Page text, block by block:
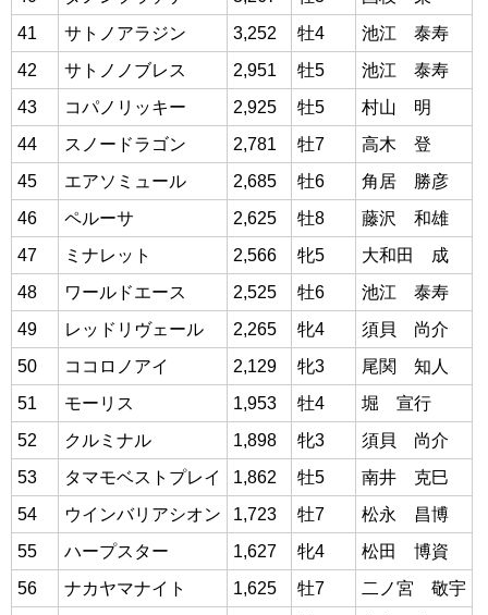
41
サトノアラジン 3,252 牡4
池江 泰寿
42
サトノノブレス 2,951 牡5
池江 泰寿
43
コパノリッキー 2,925 牡5
村山 明
44
スノードラゴン 2,781 牡7
高木 登
45
エアソミュール 2,685 牡6
角居 勝彦
46
ペルーサ 2,625 牡8
藤沢 和雄
47
ミナレット 2,566 牝5
大和田 成
48
ワールドエース 2,525 牡6
池江 泰寿
49
レッドリヴェール 2,265 牝4
須貝 尚介
50
ココロノアイ 2,129 牝3
尾関 知人
51
モーリス 1,953 牡4
堀 宣行
52
クルミナル 1,898 牝3
須貝 尚介
53
タマモベストプレイ 1,862 牡5
南井 克巳
54
ウインバリアシオン 1,723 牡7
松永 昌博
55
ハープスター 1,627 牝4
松田 博資
56
ナカヤマナイト 1,625 牡7
二ノ宮 敬宇